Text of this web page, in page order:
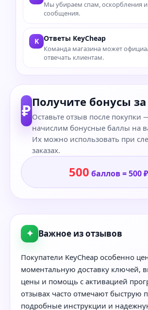
Мы убираем спам, оскорбления
сообщения.
K Ответы KeyCheap
Команда магазина может
отвечать клиентам.
₽Получите бонусы
Оставьте отзыв после покупки
начислим бонусные баллы на
Их можно использовать при
заказах.
500 баллов = 500 ₽
✦ Важное из отзывов
Покупатели KeyCheap особенно
моментальную доставку ключей,
цены и помощь с активацией
отзывах часто отмечают быструю
подробные инструкции и